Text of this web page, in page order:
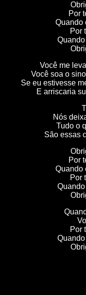
Por
Quando
Por
Você me
Você soa o
Se eu estivesse
E arriscaria
Nós
Tudo o
São essas
Por
Quando
Por
Por